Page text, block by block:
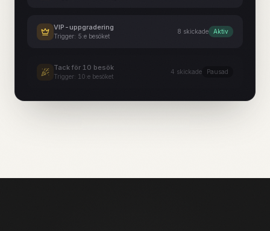
VIP-uppgradering
Trigger: 5:e besöket
8 skickade Aktiv
Tack för 10 besök
Trigger: 10:e besöket
4 skickade Pausad